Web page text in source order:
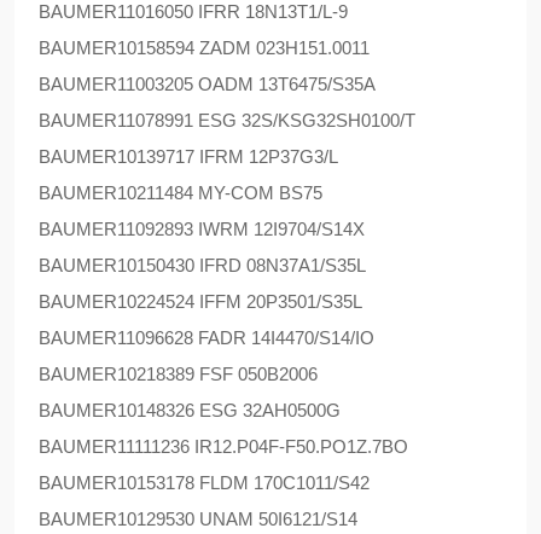
BAUMER11016050 IFRR 18N13T1/L-9
BAUMER10158594 ZADM 023H151.0011
BAUMER11003205 OADM 13T6475/S35A
BAUMER11078991 ESG 32S/KSG32SH0100/T
BAUMER10139717 IFRM 12P37G3/L
BAUMER10211484 MY-COM BS75
BAUMER11092893 IWRM 12I9704/S14X
BAUMER10150430 IFRD 08N37A1/S35L
BAUMER10224524 IFFM 20P3501/S35L
BAUMER11096628 FADR 14I4470/S14/IO
BAUMER10218389 FSF 050B2006
BAUMER10148326 ESG 32AH0500G
BAUMER11111236 IR12.P04F-F50.PO1Z.7BO
BAUMER10153178 FLDM 170C1011/S42
BAUMER10129530 UNAM 50I6121/S14